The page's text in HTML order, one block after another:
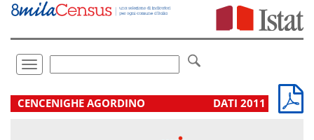
Vai
direttamente
Toggle
navigation
.
CENCENIGHE AGORDINO DATI 2011